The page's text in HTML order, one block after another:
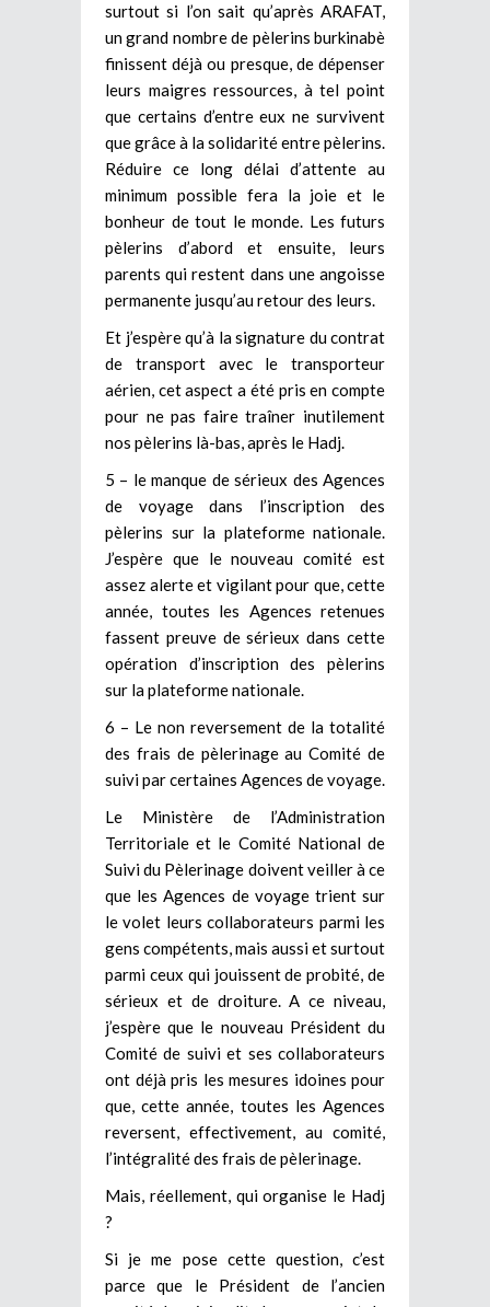
surtout si l’on sait qu’après ARAFAT,
un grand nombre de pèlerins burkinabè
finissent déjà ou presque, de dépenser
leurs maigres ressources, à tel point
que certains d’entre eux ne survivent
que grâce à la solidarité entre pèlerins.
Réduire ce long délai d’attente au
minimum possible fera la joie et le
bonheur de tout le monde. Les futurs
pèlerins d’abord et ensuite, leurs
parents qui restent dans une angoisse
permanente jusqu’au retour des leurs.
Et j’espère qu’à la signature du contrat
de transport avec le transporteur
aérien, cet aspect a été pris en compte
pour ne pas faire traîner inutilement
nos pèlerins là-bas, après le Hadj.
5 – le manque de sérieux des Agences
de voyage dans l’inscription des
pèlerins sur la plateforme nationale.
J’espère que le nouveau comité est
assez alerte et vigilant pour que, cette
année, toutes les Agences retenues
fassent preuve de sérieux dans cette
opération d’inscription des pèlerins
sur la plateforme nationale.
6 – Le non reversement de la totalité
des frais de pèlerinage au Comité de
suivi par certaines Agences de voyage.
Le Ministère de l’Administration
Territoriale et le Comité National de
Suivi du Pèlerinage doivent veiller à ce
que les Agences de voyage trient sur
le volet leurs collaborateurs parmi les
gens compétents, mais aussi et surtout
parmi ceux qui jouissent de probité, de
sérieux et de droiture. A ce niveau,
j’espère que le nouveau Président du
Comité de suivi et ses collaborateurs
ont déjà pris les mesures idoines pour
que, cette année, toutes les Agences
reversent, effectivement, au comité,
l’intégralité des frais de pèlerinage.
Mais, réellement, qui organise le Hadj
?
Si je me pose cette question, c’est
parce que le Président de l’ancien